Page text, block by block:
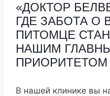
«ДОКТОР
ГДЕ ЗАБОТА О
ПИТОМЦЕ
НАШИМ
ПРИОРИТЕТОМ
В нашей клинике вы